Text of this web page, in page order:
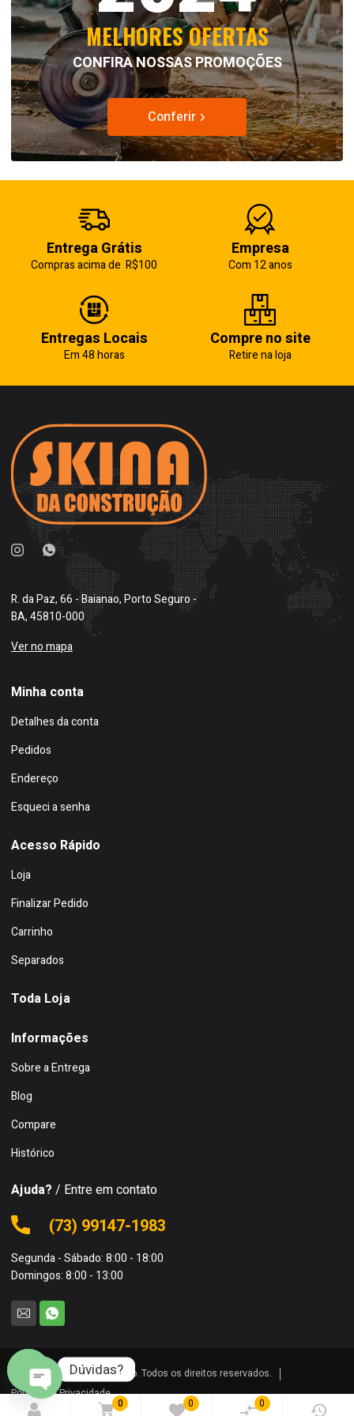
0 0 0
MELHORES OFERTAS
CONFIRA NOSSAS PROMOÇÕES
Conferir
Entrega Grátis
Compras acima de R$100
Empresa
Com 12 anos
Entregas Locais
Em 48 horas
Compre no site
Retire na loja
R. da Paz, 66 - Baianao, Porto Seguro -
BA, 45810-000
Ver no mapa
Minha conta
Detalhes da conta
Pedidos
Endereço
Esqueci a senha
Acesso Rápido
Loja
Finalizar Pedido
Carrinho
Separados
Toda Loja
Informações
Sobre a Entrega
Blog
Compare
Histórico
Ajuda? / Entre em contato
(73) 99147-1983
Segunda - Sábado: 8:00 - 18:00
Domingos: 8:00 - 13:00
© 2024 Skina da Construção. Todos os direitos reservados.
Politica de Privacidade
Dúvidas?
O
p